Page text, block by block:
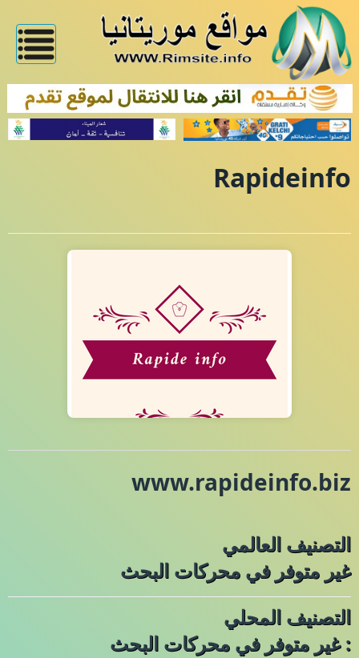
Rapideinfo
www.rapideinfo.biz
التصنيف العالمي
غير متوفر في محركات البحث
التصنيف المحلي
: غير متوفر في محركات البحث